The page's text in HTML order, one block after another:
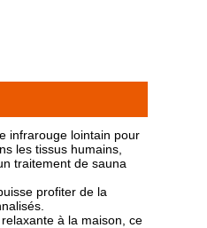
infrarouge lointain pour
les tissus humains,
traitement de sauna
profiter de la
à la maison, ce